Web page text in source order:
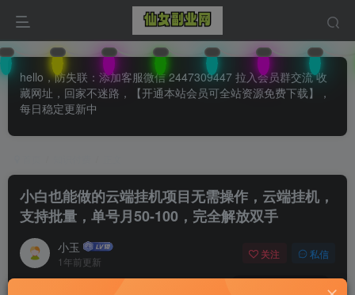
hello，防失联：添加客服微信 2447309447 拉入会员群交流 收
藏网址，回家不迷路，【开通本站会员可全站资源免费下载】，
每日稳定更新中
小白也能做的云端挂机项目无需操作，云端挂机，
支持批量，单号月50-100，完全解放双手
小玉
1年前更新
关注 私信
0 127 83